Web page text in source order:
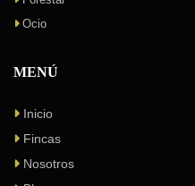
Ocio
MENÚ
Inicio
Fincas
Nosotros